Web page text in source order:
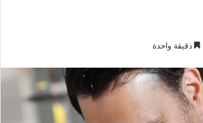
دقيقة واحدة